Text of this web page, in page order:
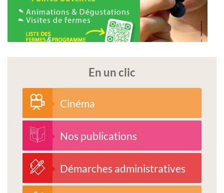
En un clic
Cinéma
Nos publications
Démarches administratives